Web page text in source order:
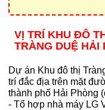
VỊ TRÍ KHU ĐÔ
TRÀNG DUỆ HẢI
Dự án Khu đô thị
trí đắc địa trên mặt
thành phố Hải Phòng
- Tổ hợp nhà máy LG